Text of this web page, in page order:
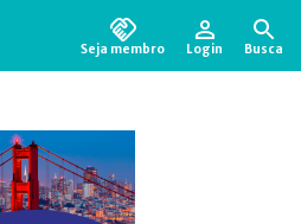
Seja membro Login Busca